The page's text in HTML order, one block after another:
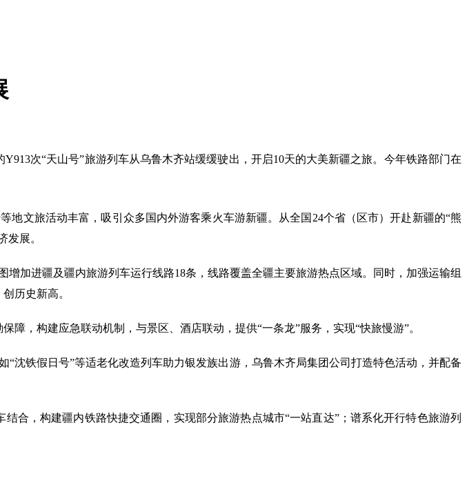
次“天山号”旅游列车从乌鲁木齐站缓缓驶出，开启10天的大美新疆之旅。今年铁路部门在
文旅活动丰富，吸引众多国内外游客乘火车游新疆。从全国24个省（区市）开赴新疆的“熊
发展。
加进疆及疆内旅游列车运行线路18条，线路覆盖全疆主要旅游热点区域。同时，加强运输组
历史新高。
，构建应急联动机制，与景区、酒店联动，提供“一条龙”服务，实现“快旅慢游”。
沈铁假日号”等适老化改造列车助力银发族出游，乌鲁木齐局集团公司打造特色活动，并配备
合，构建疆内铁路快捷交通圈，实现部分旅游热点城市“一站直达”；谱系化开行特色旅游列